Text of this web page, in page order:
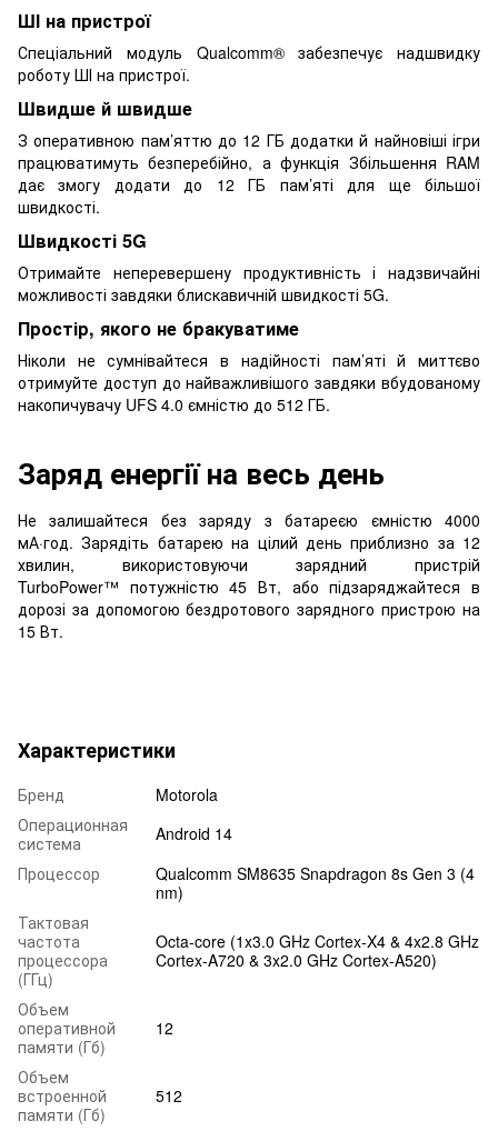
ШІ на пристрої
Спеціальний модуль Qualcomm® забезпечує надшвидку
роботу ШІ на пристрої.
Швидше й швидше
З оперативною пам’яттю до 12 ГБ додатки й найновіші ігри
працюватимуть безперебійно, а функція Збільшення RAM
дає змогу додати до 12 ГБ пам’яті для ще більшої
швидкості.
Швидкості 5G
Отримайте неперевершену продуктивність і надзвичайні
можливості завдяки блискавичній швидкості 5G.
Простір, якого не бракуватиме
Ніколи не сумнівайтеся в надійності пам’яті й миттєво
отримуйте доступ до найважливішого завдяки вбудованому
накопичувачу UFS 4.0 ємністю до 512 ГБ.
Заряд енергії на весь день
Не залишайтеся без заряду з батареєю ємністю 4000
мА·год. Зарядіть батарею на цілий день приблизно за 12
хвилин, використовуючи зарядний пристрій
TurboPower™ потужністю 45 Вт, або підзаряджайтеся в
дорозі за допомогою бездротового зарядного пристрою на
15 Вт.
Характеристики
Бренд
Motorola
Операционная
система
Android 14
Процессор
Qualcomm SM8635 Snapdragon 8s Gen 3 (4
nm)
Тактовая
частота
процессора
(ГГц)
Octa-core (1x3.0 GHz Cortex-X4 & 4x2.8 GHz
Cortex-A720 & 3x2.0 GHz Cortex-A520)
Объем
оперативной
памяти (Гб)
12
Объем
встроенной
памяти (Гб)
512